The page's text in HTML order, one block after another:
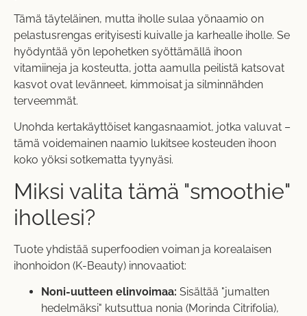
Tämä täyteläinen, mutta iholle sulaa yönaamio on
pelastusrengas erityisesti kuivalle ja karhealle iholle. Se
hyödyntää yön lepohetken syöttämällä ihoon
vitamiineja ja kosteutta, jotta aamulla peilistä katsovat
kasvot ovat levänneet, kimmoisat ja silminnähden
terveemmät.
Unohda kertakäyttöiset kangasnaamiot, jotka valuvat –
tämä voidemainen naamio lukitsee kosteuden ihoon
koko yöksi sotkematta tyynyäsi.
Miksi valita tämä "smoothie"
ihollesi?
Tuote yhdistää superfoodien voiman ja korealaisen
ihonhoidon (K-Beauty) innovaatiot:
Noni-uutteen elinvoimaa: Sisältää "jumalten
hedelmäksi" kutsuttua nonia (Morinda Citrifolia),